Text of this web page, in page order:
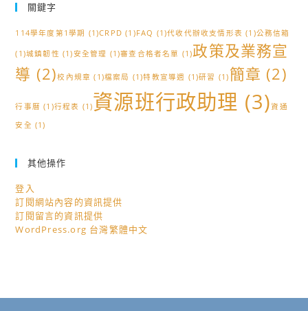
關鍵字
114學年度第1學期 (1)CRPD (1)FAQ (1)代收代辦收支情形表 (1)公務信箱
(1)城鎮韌性 (1)安全管理 (1)審查合格者名單 (1)政策及業務宣
導 (2)校內規章 (1)檔案局 (1)特教宣導週 (1)研習 (1) 簡章 (2)
行事曆 (1)行程表 (1)資源班行政助理 (3)資通
安全 (1)
其他操作
登入
訂閱網站內容的資訊提供
訂閱留言的資訊提供
WordPress.org 台灣繁體中文